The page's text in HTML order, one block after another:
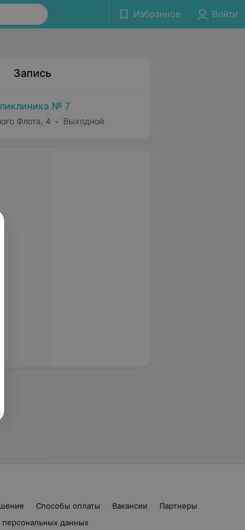
Избранное Войти
Запись
№ 7
Флота, 4 Выходной
Способы оплаты Вакансии
Партнеры
персональных данных